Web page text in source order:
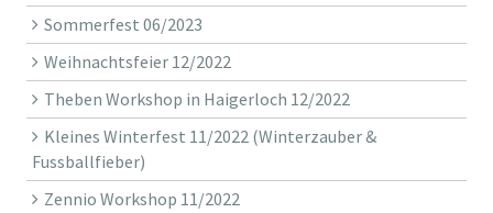
Sommerfest 06/2023
Weihnachtsfeier 12/2022
Theben Workshop in Haigerloch 12/2022
Kleines Winterfest 11/2022 (Winterzauber &
Fussballfieber)
Zennio Workshop 11/2022